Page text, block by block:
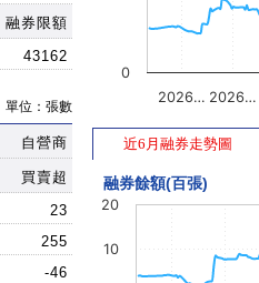
融券限額
43162
單位：張數
自營商
買賣超
23
255
-46
2026… 2026…
0
近6月融券走勢圖
融券餘額(百張)
10
20